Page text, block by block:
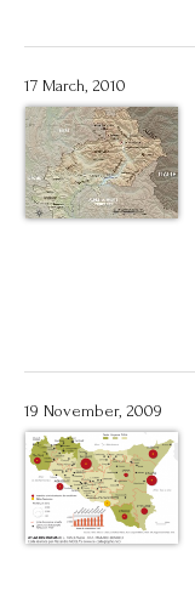
17 March, 2010
19 November, 2009